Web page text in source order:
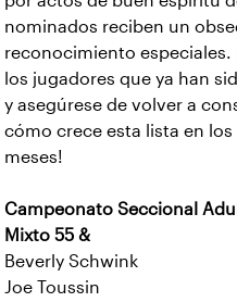
nominados reciben un
reconocimiento especiales.
los jugadores que ya han
y asegúrese de volver a
cómo crece esta lista en
meses!
Campeonato Seccional
Mixto 55 &
Beverly Schwink
Joe Toussin